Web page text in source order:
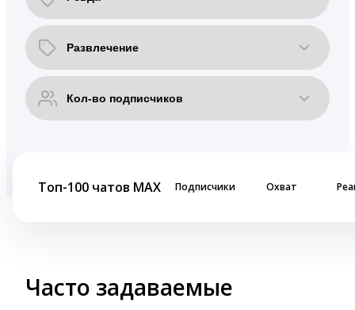
Топ-100 чатов MAX Подписчики Охват
Часто задаваемые